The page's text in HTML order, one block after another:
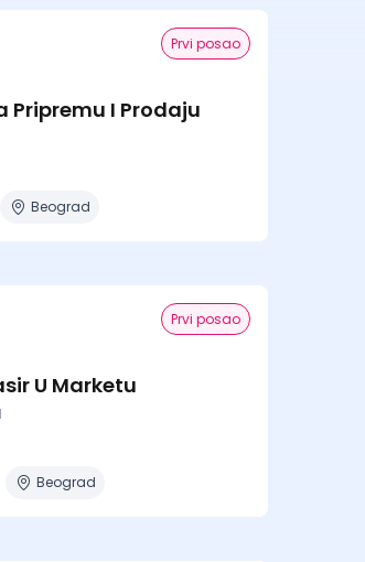
Prvi posao
Pripremu I Prodaju
Beograd
Prvi posao
U Marketu
Beograd